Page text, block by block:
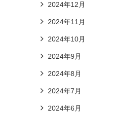
2024年12月
2024年11月
2024年10月
2024年9月
2024年8月
2024年7月
2024年6月